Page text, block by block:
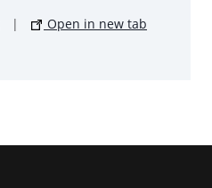
| Open in new tab